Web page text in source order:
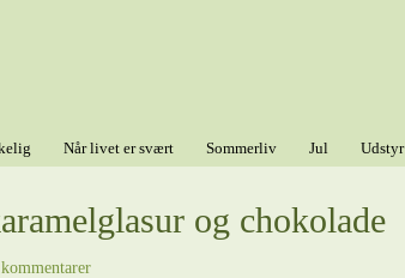
Når livet er svært Sommerliv Jul Udstyr
og chokolade